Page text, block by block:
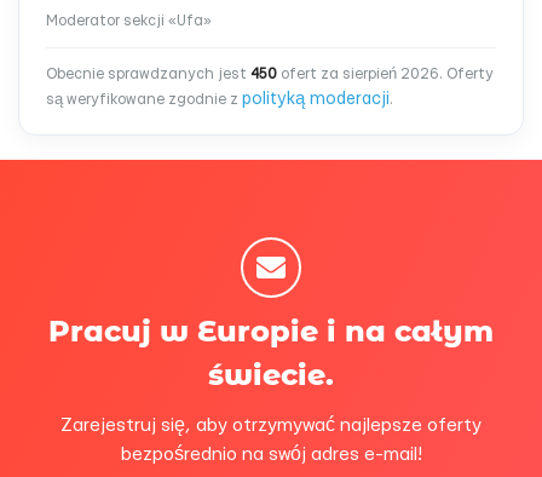
Moderator sekcji «Ufa»
Obecnie sprawdzanych jest 450 ofert za sierpień 2026. Oferty
są weryfikowane zgodnie z polityką moderacji.
Pracuj w Europie i na całym
świecie.
Zarejestruj się, aby otrzymywać najlepsze oferty
bezpośrednio na swój adres e-mail!